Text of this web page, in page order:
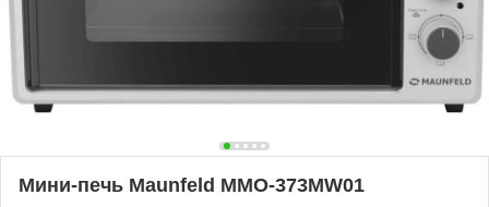
Мини-печь Maunfeld MMO-373MW01